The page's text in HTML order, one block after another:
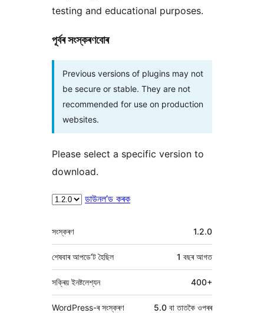
testing and educational purposes.
পূৰ্বৰ সংস্কৰণবোৰ
Previous versions of plugins may not
be secure or stable. They are not
recommended for use on production
websites.
Please select a specific version to
download.
ডাউনল’ড কৰক
মেটা 1.2.0
সংস্কৰণ
1 বছৰআগত
শেষবাৰ আপডে’ট হৈছিল
সক্ৰিয় ইনষ্টলেশ্যন 400+
WordPress-ৰ সংস্কৰণ 5.0 বা তাতকৈ ওপৰৰ